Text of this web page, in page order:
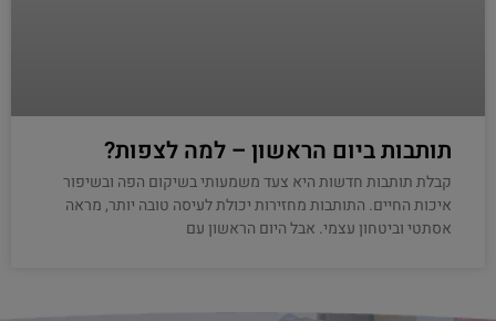
תותבות ביום הראשון – למה לצפות?
קבלת תותבות חדשות היא צעד משמעותי בשיקום הפה ובשיפור
איכות החיים. התותבות מחזירות יכולת לעיסה טובה יותר, מראה
אסתטי וביטחון עצמי. אבל היום הראשון עם